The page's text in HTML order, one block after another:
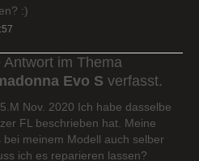
:)
Antwort im Thema
Evo S verfasst.
Nov. 2020 Ich habe dasselbe
FL beschrieben hat. Meine
meinem Modell auch selber
ich es reparieren lassen?